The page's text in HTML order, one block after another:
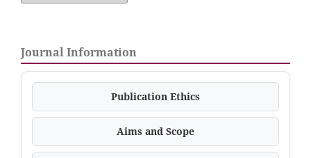
Journal Information
Publication Ethics
Aims and Scope